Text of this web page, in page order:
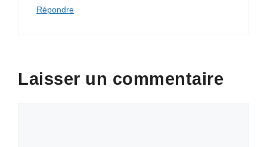
Répondre
Laisser un commentaire